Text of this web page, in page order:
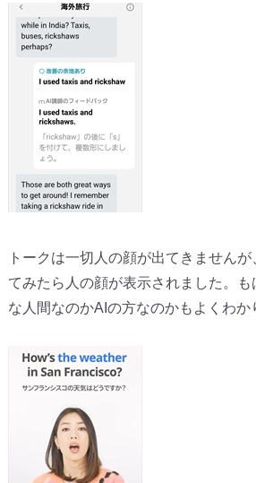
トークは一切人の顔が出てきません
てみたら人の顔が表示されました。
な人間なのかAIの方なのかもよくわか